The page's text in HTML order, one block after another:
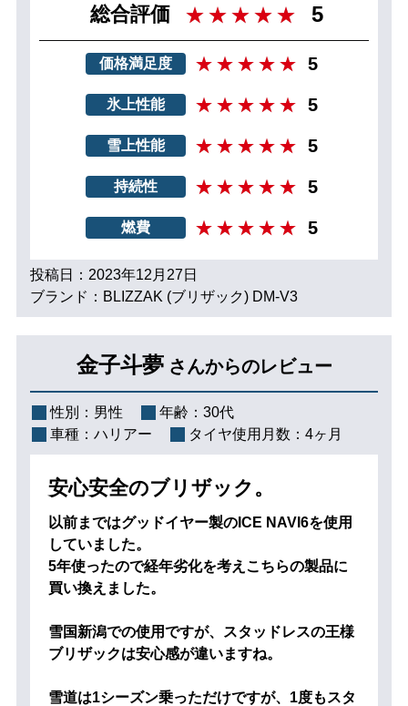
総合評価 5
価格満足度 5
氷上性能 5
雪上性能 5
持続性 5
燃費 5
投稿日：2023年12月27日
ブランド：BLIZZAK (ブリザック) DM-V3
金子斗夢 さんからのレビュー
性別： 男性 年齢： 30代
車種： ハリアー タイヤ使用月数： 4ヶ月
安心安全のブリザック。
以前まではグッドイヤー製のICE NAVI6を使用
していました。
5年使ったので経年劣化を考えこちらの製品に
買い換えました。
雪国新潟での使用ですが、スタッドレスの王様
ブリザックは安心感が違いますね。
雪道は1シーズン乗っただけですが、1度もスタ